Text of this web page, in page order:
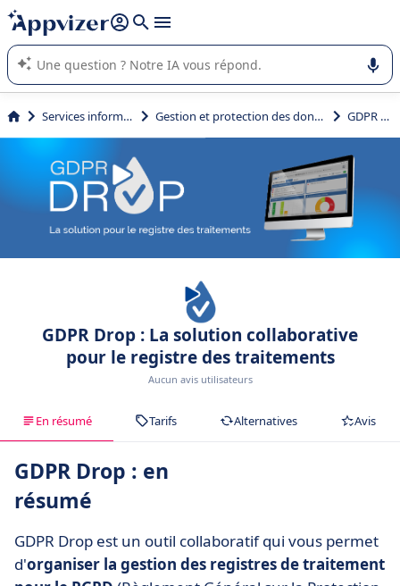
répondre (plusieurs lignes avec
L'IA de Appvizer vous guide dans l'utilisation ou la sélection de
logiciel SaaS en entreprise.
Services informatiques Gestion et protection des données (RGPD) GDPR Drop
GDPR Drop : La solution collaborative
pour le registre des traitements
Aucun avis utilisateurs
En résumé Tarifs Alternatives Avis
GDPR Drop : en
résumé
GDPR Drop est un outil collaboratif qui vous permet
d'organiser la gestion des registres de traitement